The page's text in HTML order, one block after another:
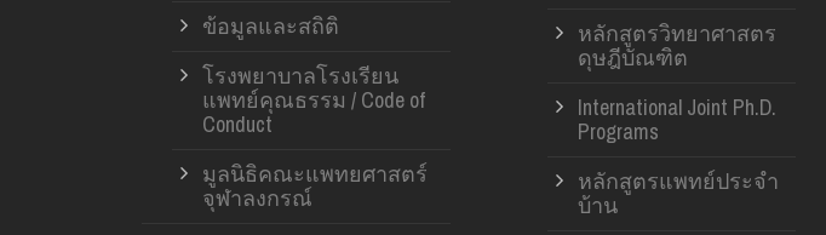
ข้อมูลและสถิติ
โรงพยาบาลโรงเรียน
แพทย์คุณธรรม / Code of
Conduct
มูลนิธิคณะแพทยศาสตร์
จุฬาลงกรณ์
หลักสูตรวิทยาศาสตร
ดุษฎีบัณฑิต
International Joint Ph.D.
Programs
หลักสูตรแพทย์ประจำ
บ้าน